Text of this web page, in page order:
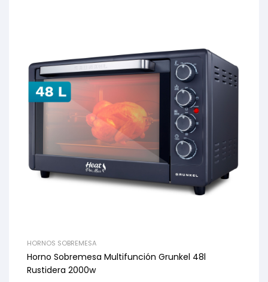
HORNOS SOBREMESA
Horno Sobremesa Multifunción Grunkel 48l
Rustidera 2000w